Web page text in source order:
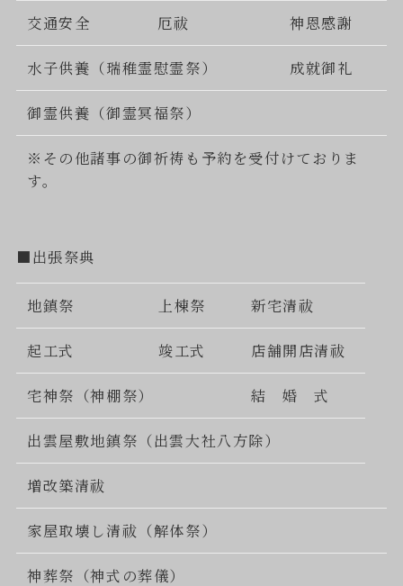
交通安全 厄祓 神恩感謝
水子供養（瑞稚霊慰霊祭） 成就御礼
御霊供養（御霊冥福祭）
※その他諸事の御祈祷も予約を受付けておりま
す。
■出張祭典
地鎮祭 上棟祭 新宅清祓
起工式 竣工式 店舗開店清祓
宅神祭（神棚祭） 結 婚 式
出雲屋敷地鎮祭（出雲大社八方除）
増改築清祓
家屋取壊し清祓（解体祭）
神葬祭（神式の葬儀）